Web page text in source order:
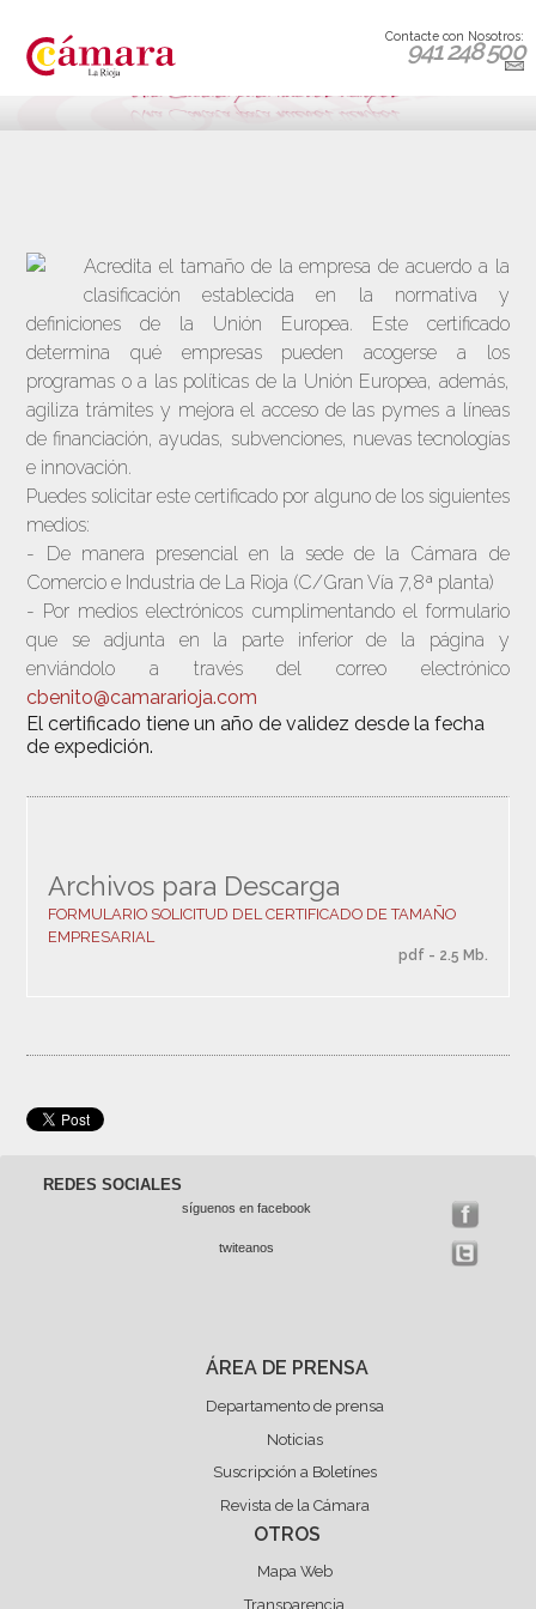
Contacte con Nosotros:
941 248 500
Acredita el tamaño de la empresa de acuerdo a la
clasificación establecida en la normativa y
definiciones de la Unión Europea. Este certificado
determina qué empresas pueden acogerse a los
programas o a las políticas de la Unión Europea, además,
agiliza trámites y mejora el acceso de las pymes a líneas
de financiación, ayudas, subvenciones, nuevas tecnologías
e innovación.
Puedes solicitar este certificado por alguno de los siguientes
medios:
- De manera presencial en la sede de la Cámara de
Comercio e Industria de La Rioja (C/Gran Vía 7,8ª planta)
- Por medios electrónicos cumplimentando el formulario
que se adjunta en la parte inferior de la página y
enviándolo a través del correo electrónico
cbenito@camararioja.com
El certificado tiene un año de validez desde la fecha
de expedición.
Archivos para Descarga
FORMULARIO SOLICITUD DEL CERTIFICADO DE TAMAÑO
EMPRESARIAL
pdf - 2.5 Mb.
REDES SOCIALES
síguenos en facebook
twiteanos
ÁREA DE PRENSA
Departamento de prensa
Noticias
Suscripción a Boletínes
Revista de la Cámara
OTROS
Mapa Web
Transparencia